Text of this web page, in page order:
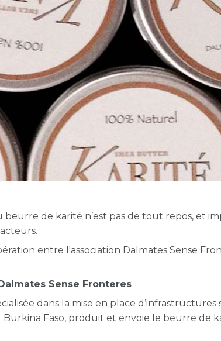
de karité n’est pas de tout repos, et
entre l'association Dalmates Sense
Sense Fronteres
dans la mise en place d’infrastructures
Faso, produit et envoie le beurre de